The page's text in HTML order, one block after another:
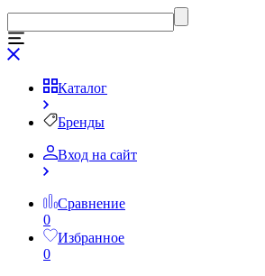
Каталог
Бренды
Вход на сайт
Сравнение
0
Избранное
0